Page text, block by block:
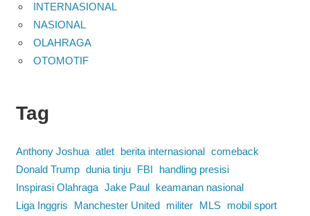
INTERNASIONAL
NASIONAL
OLAHRAGA
OTOMOTIF
Tag
Anthony Joshua atlet berita internasional comeback
Donald Trump dunia tinju FBI
handling presisi
Inspirasi Olahraga Jake Paul
keamanan nasional
Liga Inggris
Manchester United militer MLS mobil sport